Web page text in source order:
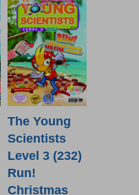
The Young
Scientists
Level 3 (232)
Run!
Christmas